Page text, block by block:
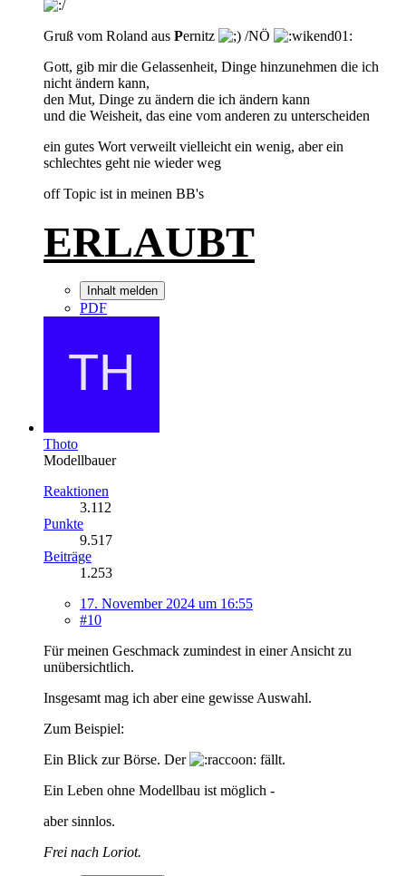
Gruß vom Roland aus Pernitz
/NÖ
Gott, gib mir die Gelassenheit, Dinge hinzunehmen die ich
nicht ändern kann,
den Mut, Dinge zu ändern die ich ändern kann
und die Weisheit, das eine vom anderen zu unterscheiden
ein gutes Wort verweilt vielleicht ein wenig, aber ein
schlechtes geht nie wieder weg
off Topic ist in meinen BB's
ERLAUBT
Inhalt melden
PDF
Thoto
Modellbauer
Reaktionen
3.112
Punkte
9.517
Beiträge
1.253
17. November 2024 um 16:55
#10
Für meinen Geschmack zumindest in einer Ansicht zu
unübersichtlich.
Insgesamt mag ich aber eine gewisse Auswahl.
Zum Beispiel:
Ein Blick zur Börse. Der
fällt.
Ein Leben ohne Modellbau ist möglich -
aber sinnlos.
Frei nach Loriot.